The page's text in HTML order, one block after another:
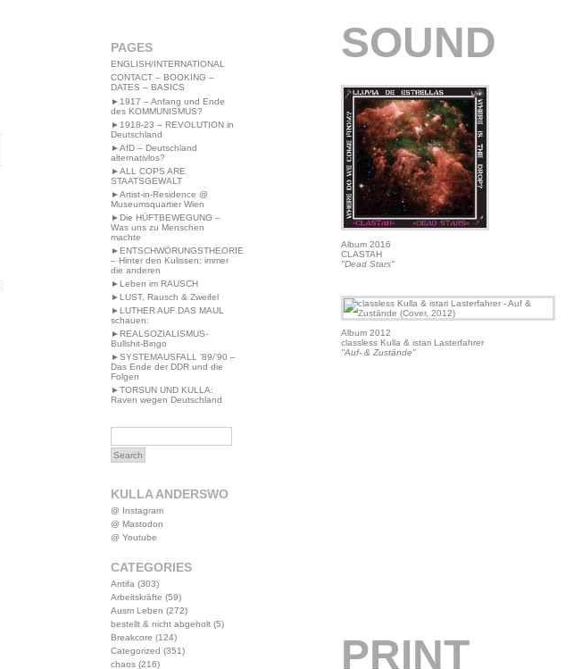
PAGES
ENGLISH/INTERNATIONAL
CONTACT – BOOKING –
DATES – BASICS
►1917 – Anfang und Ende
des KOMMUNISMUS?
►1918-23 – REVOLUTION in
Deutschland
►AfD – Deutschland
alternativlos?
►ALL COPS ARE
STAATSGEWALT
►Artist-in-Residence @
Museumsquartier Wien
►Die HÜFTBEWEGUNG –
Was uns zu Menschen
machte
►ENTSCHWÖRUNGSTHEORIE
– Hinter den Kulissen: immer
die anderen
►Leben im RAUSCH
►LUST, Rausch & Zweifel
►LUTHER AUF DAS MAUL
schauen:
►REALSOZIALISMUS-
Bullshit-Bingo
►SYSTEMAUSFALL ’89/’90 –
Das Ende der DDR und die
Folgen
►TORSUN UND KULLA:
Raven wegen Deutschland
KULLA ANDERSWO
@ Instagram
@ Mastodon
@ Youtube
CATEGORIES
Antifa (303)
Arbeitskräfte (59)
Ausm Leben (272)
bestellt & nicht abgeholt(5)
Breakcore (124)
Categorized (351)
chaos(216)
SOUND
Album 2016
CLASTAH
"Dead Stars"
Album 2012
classless Kulla & istari Lasterfahrer
"Auf- & Zustände"
PRINT